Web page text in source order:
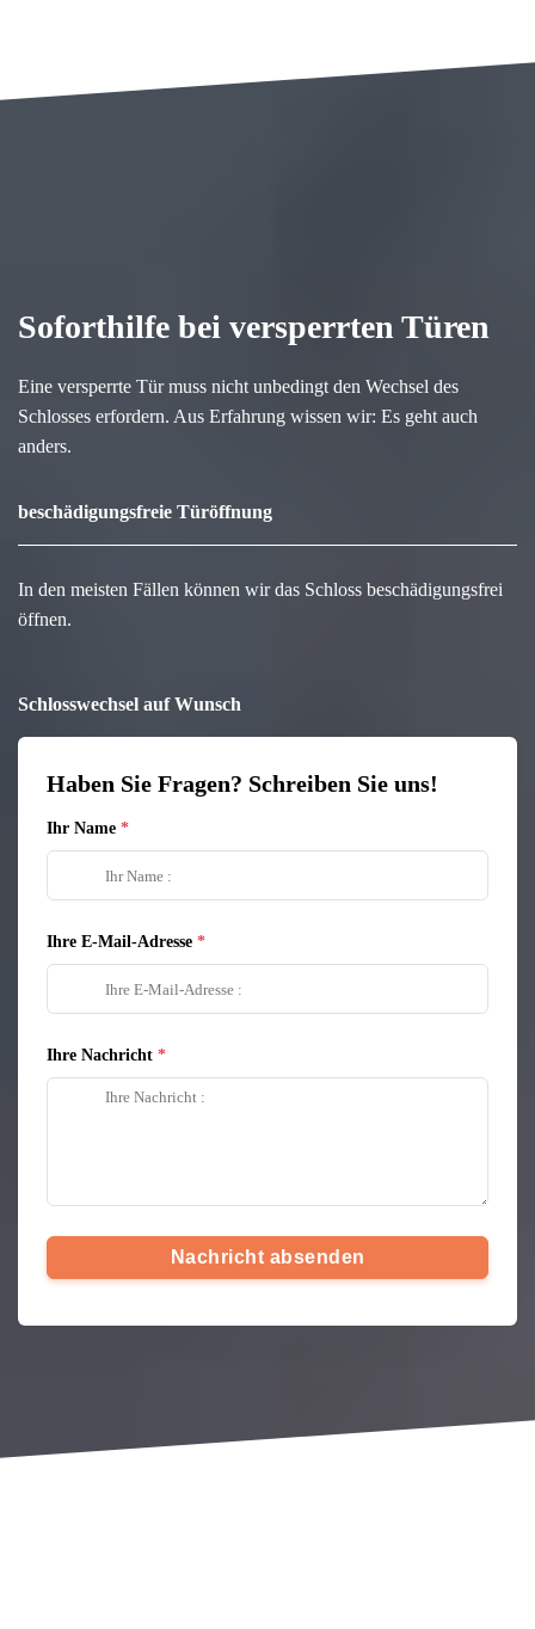
Soforthilfe bei versperrten Türen
Eine versperrte Tür muss nicht unbedingt den Wechsel des
Schlosses erfordern. Aus Erfahrung wissen wir: Es geht auch
anders.
beschädigungsfreie Türöffnung
In den meisten Fällen können wir das Schloss beschädigungsfrei
öffnen.
Schlosswechsel auf Wunsch
Haben Sie Fragen? Schreiben Sie uns!
Ihr Name
Ihre E-Mail-Adresse
Ihre Nachricht
Nachricht absenden